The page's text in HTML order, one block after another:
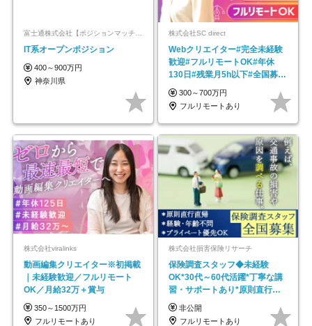
富士通株式会社【ポジションマッチ登録】
IT系オープンポジション
400～900万円
神奈川県
株式会社SC direct
Webクリエイター#完全未経験
歓迎#フルリモートOK#年休
130日#残業月5h以下#全国募集
#最大1年の研修
300～700万円
フルリモートあり
株式会社viralinks
動画編集クリエイター※初掲載
｜未経験歓迎／フルリモート
OK／月給32万＋賞与
350～1500万円
フルリモートあり
株式会社損害保険リサーチ
保険調査スタッフ◆未経験
OK*30代～60代活躍*丁寧な講
習・サポートあり*原則直行直
帰／全国募集・業務委託
非公開
フルリモートあり